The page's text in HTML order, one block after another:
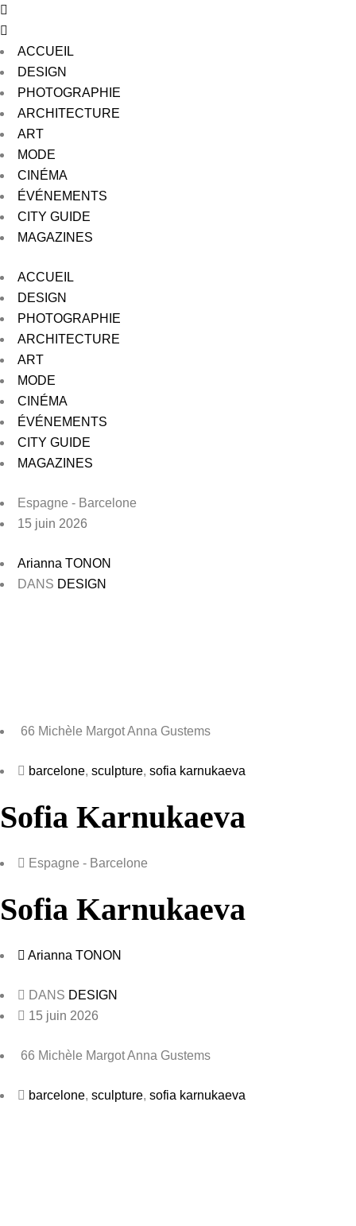
ACCUEIL
DESIGN
PHOTOGRAPHIE
ARCHITECTURE
ART
MODE
CINÉMA
ÉVÉNEMENTS
CITY GUIDE
MAGAZINES
ACCUEIL
DESIGN
PHOTOGRAPHIE
ARCHITECTURE
ART
MODE
CINÉMA
ÉVÉNEMENTS
CITY GUIDE
MAGAZINES
Espagne - Barcelone
15 juin 2026
Arianna TONON
DANS DESIGN
66 Michèle Margot Anna Gustems
barcelone, sculpture, sofia karnukaeva
Sofia Karnukaeva
Espagne - Barcelone
Sofia Karnukaeva
Arianna TONON
DANS DESIGN
15 juin 2026
66 Michèle Margot Anna Gustems
barcelone, sculpture, sofia karnukaeva